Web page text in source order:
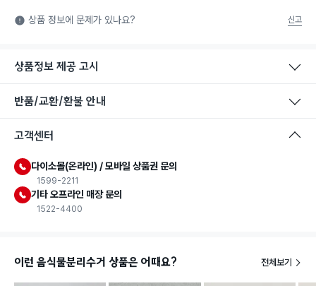
상품 정보에 문제가 있나요? 신고
상품정보 제공 고시
반품/교환/환불 안내
고객센터
다이소몰(온라인) / 모바일 상품권 문의
1599-2211
기타 오프라인 매장 문의
1522-4400
이런 음식물분리수거 상품은 어때요? 전체보기